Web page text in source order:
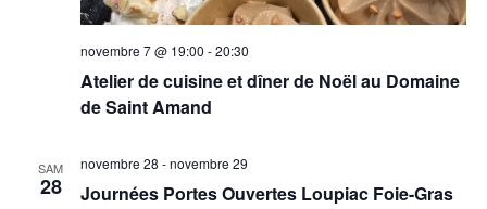
Atelier de cuisine et dîner de Noël au Domaine
de Saint Amand
novembre 7 @ 19:00 -20:30
SAM
28 Journées Portes Ouvertes Loupiac Foie-Gras
novembre 28 -novembre 29